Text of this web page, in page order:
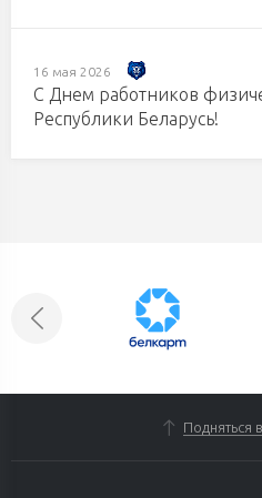
16 мая 2026
С Днем работников
Республики Беларусь!
Подняться